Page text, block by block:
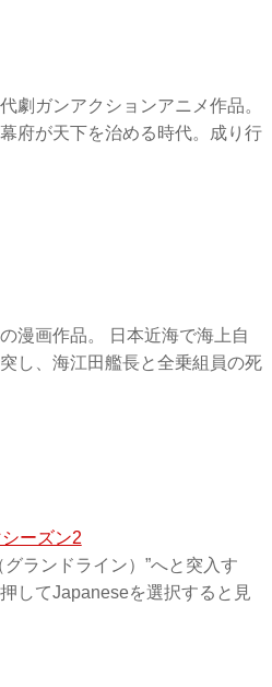
劇ガンアクションアニメ作品。
府が天下を治める時代。成り行
漫画作品。 日本近海で海上自
し、海江田艦長と全乗組員の死
ーズン2
ランドライン）”へと突入す
してJapaneseを選択すると見